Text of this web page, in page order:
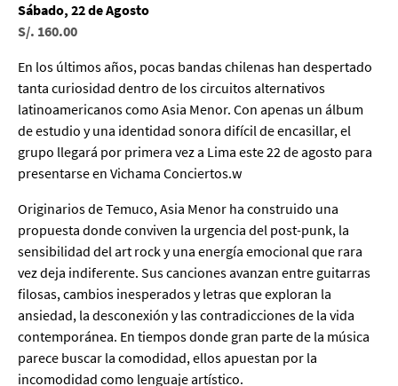
Sábado, 22 de Agosto
S/. 160.00
En los últimos años, pocas bandas chilenas han despertado
tanta curiosidad dentro de los circuitos alternativos
latinoamericanos como Asia Menor. Con apenas un álbum
de estudio y una identidad sonora difícil de encasillar, el
grupo llegará por primera vez a Lima este 22 de agosto para
presentarse en Vichama Conciertos.w
Originarios de Temuco, Asia Menor ha construido una
propuesta donde conviven la urgencia del post-punk, la
sensibilidad del art rock y una energía emocional que rara
vez deja indiferente. Sus canciones avanzan entre guitarras
filosas, cambios inesperados y letras que exploran la
ansiedad, la desconexión y las contradicciones de la vida
contemporánea. En tiempos donde gran parte de la música
parece buscar la comodidad, ellos apuestan por la
incomodidad como lenguaje artístico.